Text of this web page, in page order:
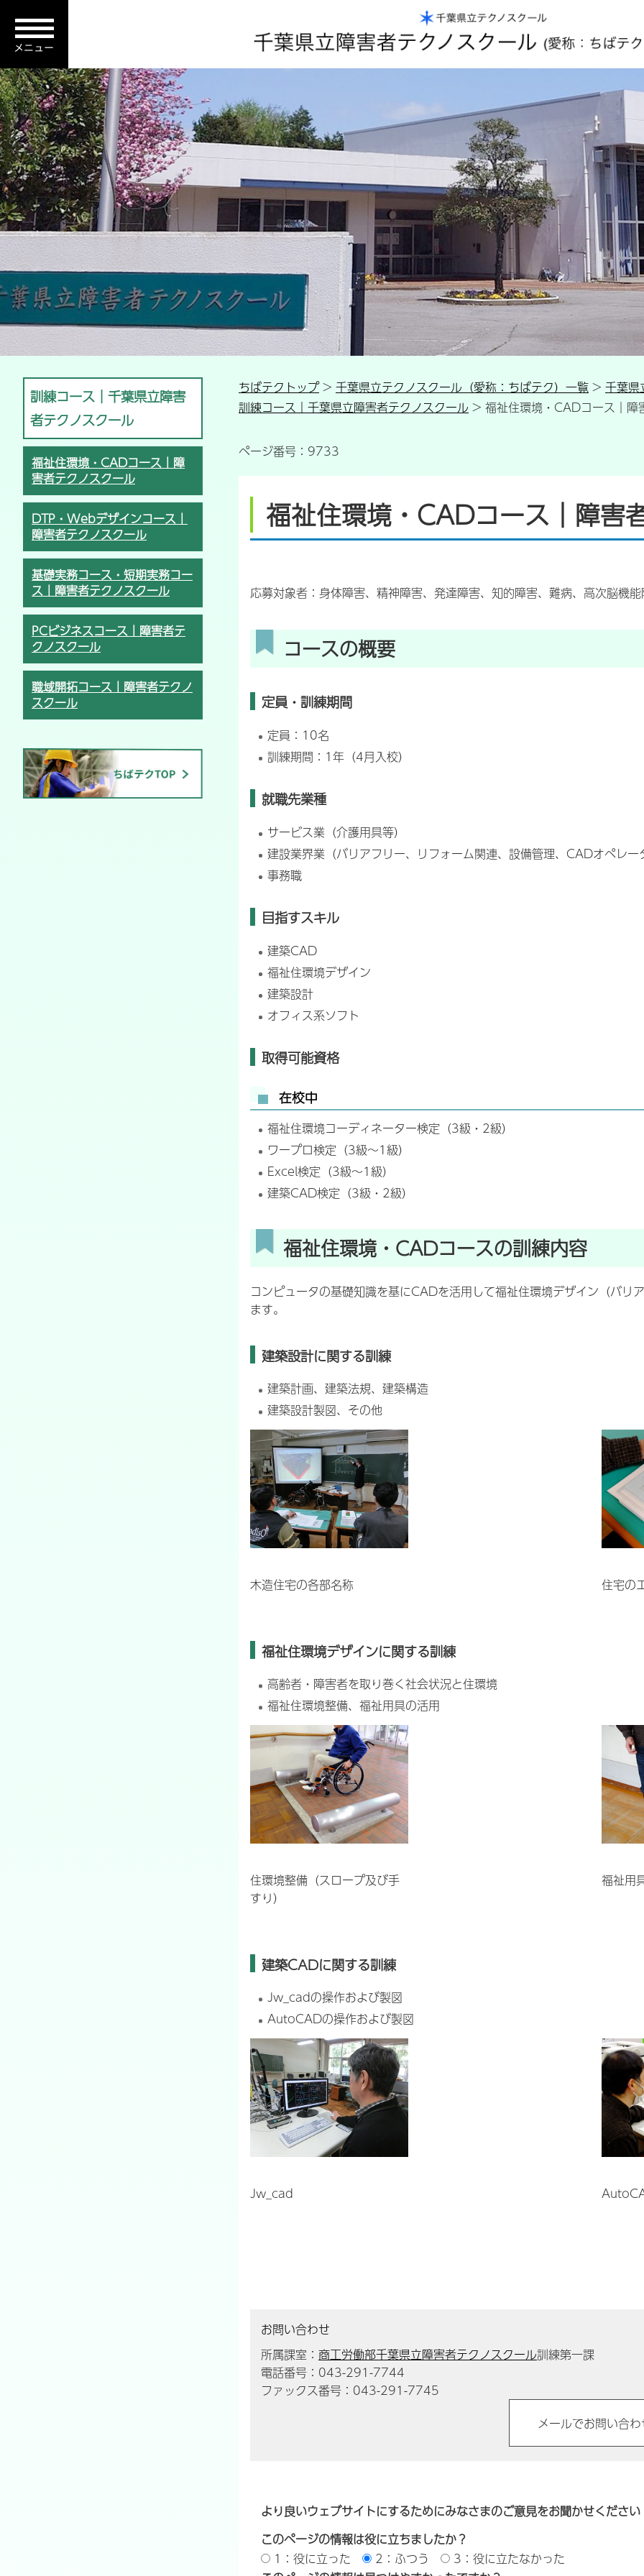
障害者校外観画像
訓練コース｜千葉県立障害
者テクノスクール
福祉住環境・CADコース｜障
害者テクノスクール
DTP・Webデザインコース｜
障害者テクノスクール
基礎実務コース・短期実務コー
ス｜障害者テクノスクール
PCビジネスコース｜障害者テ
クノスクール
職域開拓コース｜障害者テクノ
スクール
ちばテクトップ> 千葉県立テクノスクール（愛称：ちばテク）一覧 > 千葉県
訓練コース｜千葉県立障害者テクノスクール
> 福祉住環境・CADコース｜
ページ番号：9733
福祉住環境・CADコース｜障害
応募対象者：身体障害、精神障害、発達障害、知的障害、難病、高次脳機
コースの概要
定員・訓練期間
定員：10名
訓練期間：1年（4月入校）
就職先業種
サービス業（介護用具等）
建設業界業（バリアフリー、リフォーム関連、設備管理、CADオペレー
事務職
目指すスキル
建築CAD
福祉住環境デザイン
建築設計
オフィス系ソフト
取得可能資格
在校中
福祉住環境コーディネーター検定（3級・2級）
ワープロ検定（3級～1級）
Excel検定（3級～1級）
建築CAD検定（3級・2級）
福祉住環境・CADコースの訓練内容
コンピュータの基礎知識を基にCADを活用して福祉住環境デザイン（バリ
ます。
建築設計に関する訓練
建築計画、建築法規、建築構造
建築設計製図、その他
木造住宅の各部名称 住宅の
福祉住環境デザインに関する訓練
高齢者・障害者を取り巻く社会状況と住環境
福祉住環境整備、福祉用具の活用
住環境整備（スロープ及び手
すり）
福祉用
建築CADに関する訓練
Jw_cadの操作および製図
AutoCADの操作および製図
Jw_cad
お問い合わせ
所属課室： 商工労働部千葉県立障害者テクノスクール訓練第一課
電話番号：043-291-7744
ファックス番号：043-291-7745
より良いウェブサイトにするためにみなさまのご意見をお聞かせください
このページの情報は役に立ちましたか？
1：役に立った
2：ふつう
3：役に立たなかった